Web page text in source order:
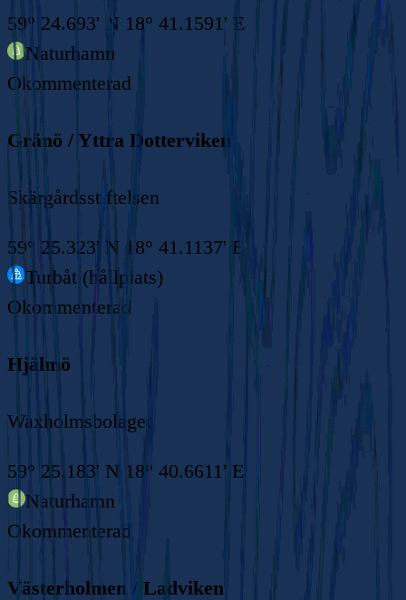
59° 24.693' N 18° 41.1591' E
Naturhamn
Okommenterad
Gränö / Yttra Dotterviken
Skärgårdsstiftelsen
59° 25.323' N 18° 41.1137' E
Turbåt (hållplats)
Okommenterad
Hjälmö
Waxholmsbolaget
59° 25.183' N 18° 40.6611' E
Naturhamn
Okommenterad
Västerholmen / Ladviken